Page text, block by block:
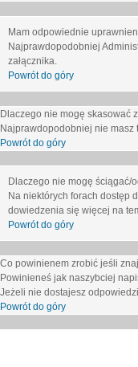
Mam odpowiednie
Najprawdopodobniej
załącznika.
Powrót do góry
Dlaczego nie mogę skasować
Najprawdopodobniej nie masz
Powrót do góry
Dlaczego nie mogę ściągać/
Na niektórych forach dostęp
dowiedzenia się więcej na
Powrót do góry
Co powinienem zrobić jeśli
Powinieneś jak naszybciej
Jeżeli nie dostajesz
Powrót do góry